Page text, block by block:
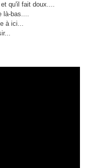
qu'il fait doux....
là-bas....
à ici...